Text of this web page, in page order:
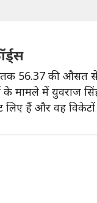
56.37 की औसत से
मामले में युवराज
हैं और वह